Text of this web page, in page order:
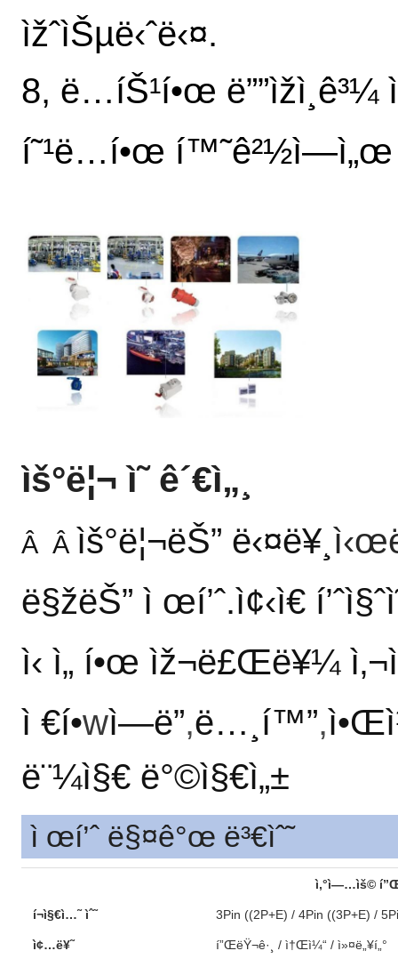
ìžˆìŠµë‹ˆë‹¤.
8, ë…íŠ¹í•œ
í˜¹ë…í•œ í™˜ê²½ì—ì„œ
ìš°ë¦¬ ì˜ ê´€ì„¸
Â Â ìš°ë¦¬ëŠ” ë‹¤ë¥¸
ë§žëŠ” ì œí’ˆ.ì¢‹ì€
ì‹ ì„ í•œ ìž¬ë£Œë¥¼
ì €í•­wì—ë”,ë…¸í™”,
ë¨¼ì§€ ë°©ì§€ì„±
ì œí’ˆ ë§¤ê°œ ë³€ìˆ˜
ì‚°ì—…ìš©
í¬ì§€ì…˜ ìˆ˜ 3Pin ((2P+E) / 4Pin ((3P+E) /
ì¢…ë¥˜ í”ŒëŸ¬ê·¸ / ì†Œì¼“ / ì»¤ë„¥í„°